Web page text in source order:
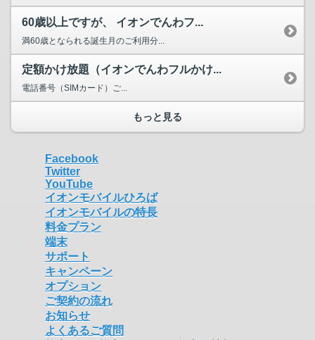
60歳以上ですが、 イオンでんわフ...
満60歳となられる誕生月のご利用分...
定額かけ放題（イオンでんわフルかけ...
電話番号（SIMカード）ご...
もっと見る
Facebook
Twitter
YouTube
イオンモバイルひろば
イオンモバイルの特長
料金プラン
端末
サポート
キャンペーン
オプション
ご契約の流れ
お知らせ
よくあるご質問